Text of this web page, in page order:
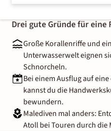
Drei gute Gründe für eine
Große Korallenriffe und
Unterwasserwelt eignen
Schnorcheln.
Bei einem Ausflug auf
kannst du die
bewundern.
Malediven mal anders:
Atoll bei Touren durch die